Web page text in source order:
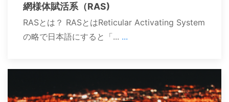
網様体賦活系（RAS)
RASとは？ RASとはReticular Activating System
の略で日本語にすると「... ...